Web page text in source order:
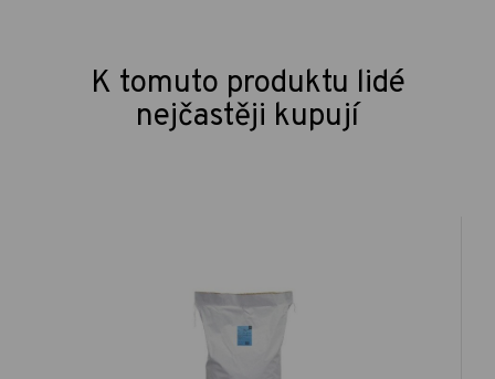
K tomuto produktu lidé
nejčastěji kupují